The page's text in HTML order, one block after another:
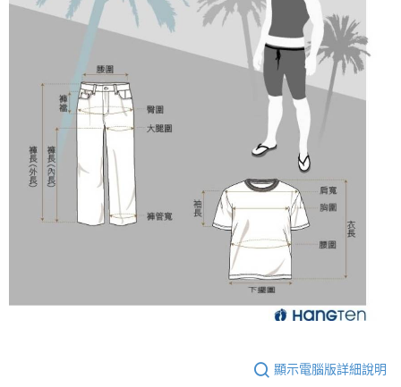
顯示電腦版詳細說明